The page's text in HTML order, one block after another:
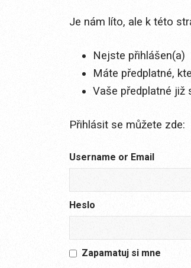
Je nám líto, ale k této
Nejste přihlášen(a)
Máte předplatné,
Vaše předplatné již
Přihlásit se můžete zde:
Username or Email
Heslo
Zapamatuj si mne